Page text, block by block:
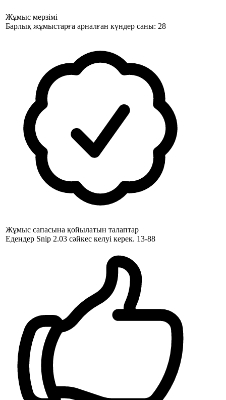
Жұмыс мерзімі
Барлық жұмыстарға арналған күндер саны: 28
Жұмыс сапасына қойылатын талаптар
Едендер Snip 2.03 сәйкес келуі керек. 13-88